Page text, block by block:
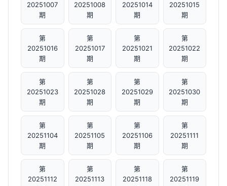
20251007
期
20251008
期
20251014
期
20251015
期
第
20251016
期
第
20251017
期
第
20251021
期
第
20251022
期
第
20251023
期
第
20251028
期
第
20251029
期
第
20251030
期
第
20251104
期
第
20251105
期
第
20251106
期
第
20251111
期
第
20251112
第
20251113
第
20251118
第
20251119